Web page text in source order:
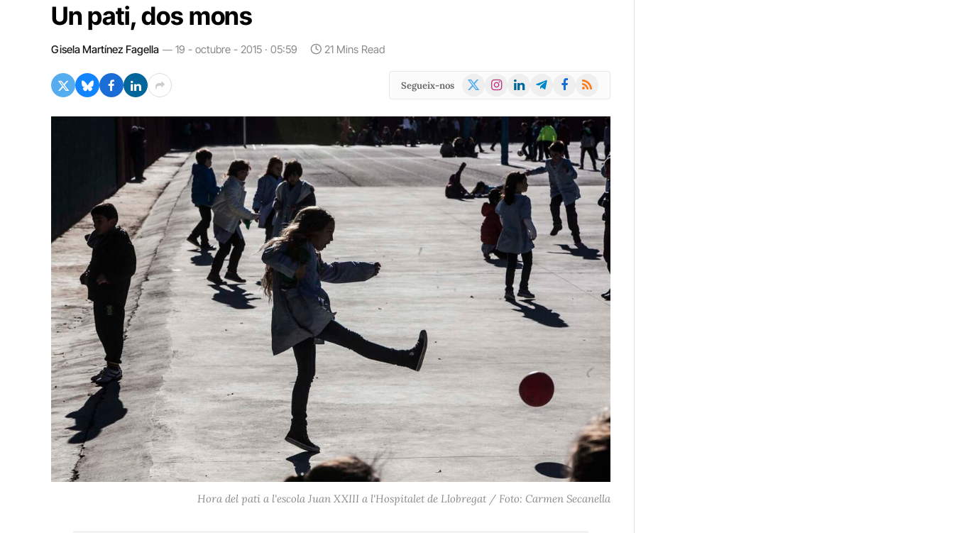
Un pati, dos mons
Gisela Martínez Fagella 19 - octubre - 2015 · 05:59 21 Mins Read
Segueix-nos
X
Instagram
LinkedInTelegramFacebook
RSS
Hora del pati a l'escola Juan XXIII a l'Hospitalet de Llobregat / Foto: Carmen Secanella